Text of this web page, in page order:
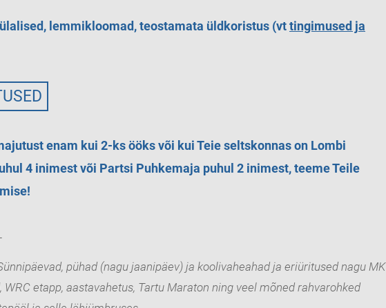
lemmikloomad, teostamata üldkoristus (vttingimused ja
enam kui 2-ks ööks või kui Teie seltskonnas on Lombi
4 inimest või Partsi Puhkemaja puhul 2 inimest, teeme Teile
pühad (nagu jaanipäev) ja koolivaheahad ja eriüritused nagu MK
WRC etapp, aastavahetus, Tartu Maraton ning veel mõned rahvarohked